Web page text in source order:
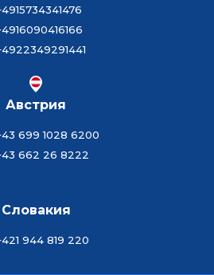
Австрия
699 1028 6200
662 26 8222
Словакия
944 819 220